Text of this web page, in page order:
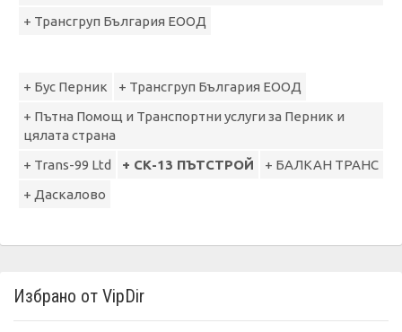
+ Трансгруп България ЕООД
+ Бус Перник
+ Трансгруп България ЕООД
+ Пътна Помощ и Транспортни услуги за Перник и
цялата страна
+ Trans-99 Ltd
+ СК-13 ПЪТСТРОЙ
+ БАЛКАН ТРАНС
+ Даскалово
Избрано от VipDir